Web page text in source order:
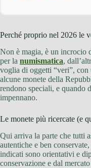
Perché proprio nel 2026 le
Non è magia, è un incrocio
per la numismatica,
voglia di oggetti “veri”, con
alcune monete della
rendono speciali, e quando
impennano.
Le monete più ricercate (e
Qui arriva la parte che tutti
autentiche e ben
indicati sono orientativi e
conservazione e dal